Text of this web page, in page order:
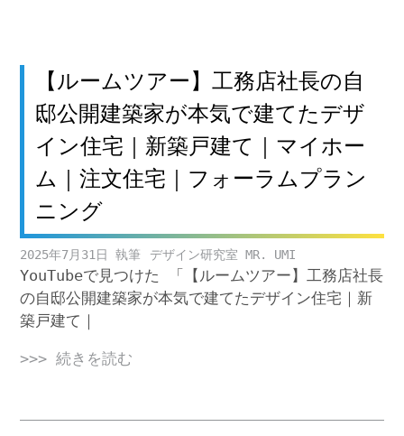
【ルームツアー】工務店社長の自
邸公開建築家が本気で建てたデザ
イン住宅｜新築戸建て｜マイホー
ム｜注文住宅｜フォーラムプラン
ニング
2025年7月31日 デザイン研究室 MR. UMI
YouTubeで見つけた 「【ルームツアー】工務店社長
の自邸公開建築家が本気で建てたデザイン住宅｜新
築戸建て｜
>>> 続きを読む